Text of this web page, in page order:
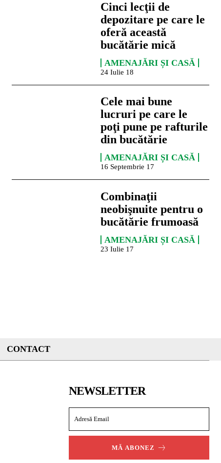
Cinci lecţii de
depozitare pe care le
oferă această
bucătărie mică
AMENAJĂRI ȘI CASĂ
24 Iulie 18
Cele mai bune
lucruri pe care le
poţi pune pe rafturile
din bucătărie
AMENAJĂRI ȘI CASĂ
16 Septembrie 17
Combinaţii
neobişnuite pentru o
bucătărie frumoasă
AMENAJĂRI ȘI CASĂ
23 Iulie 17
CONTACT
NEWSLETTER
MĂ ABONEZ